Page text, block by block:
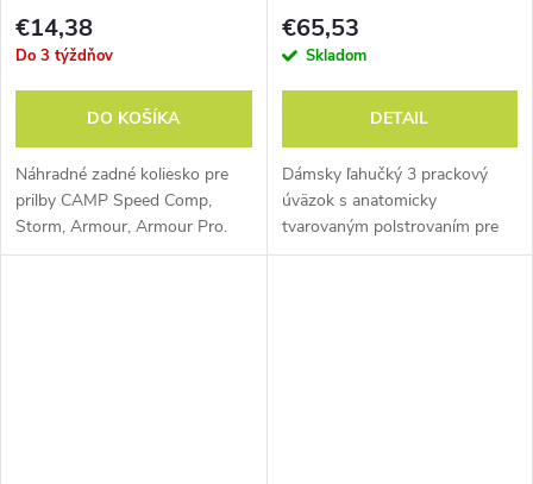
€14,38
Do 3 týždňov
DO KOŠÍKA
Náhradné zadné koliesko pre
prilby CAMP Speed Comp,
Storm, Armour, Armour Pro.
€65,53
Skladom
DETAIL
Dámsky ľahučký 3 prackový
úväzok s anatomicky
tvarovaným polstrovaním pre
skalné lezenie na všetkých